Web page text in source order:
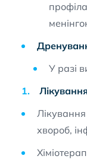
У разі
хвороб,